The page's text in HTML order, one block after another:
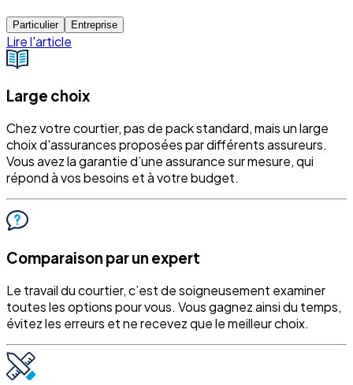
Particulier Entreprise
Lire l'article
Large choix
Chez votre courtier, pas de pack standard, mais un large
choix d'assurances proposées par différents assureurs.
Vous avez la garantie d’une assurance sur mesure, qui
répond à vos besoins et à votre budget.
Comparaison par un expert
Le travail du courtier, c’est de soigneusement examiner
toutes les options pour vous. Vous gagnez ainsi du temps,
évitez les erreurs et ne recevez que le meilleur choix.